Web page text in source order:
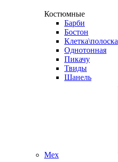
Костюмные
Барби
Бостон
Клетка\полоска
Однотонная
Пикачу
Твиды
Шанель
Мех